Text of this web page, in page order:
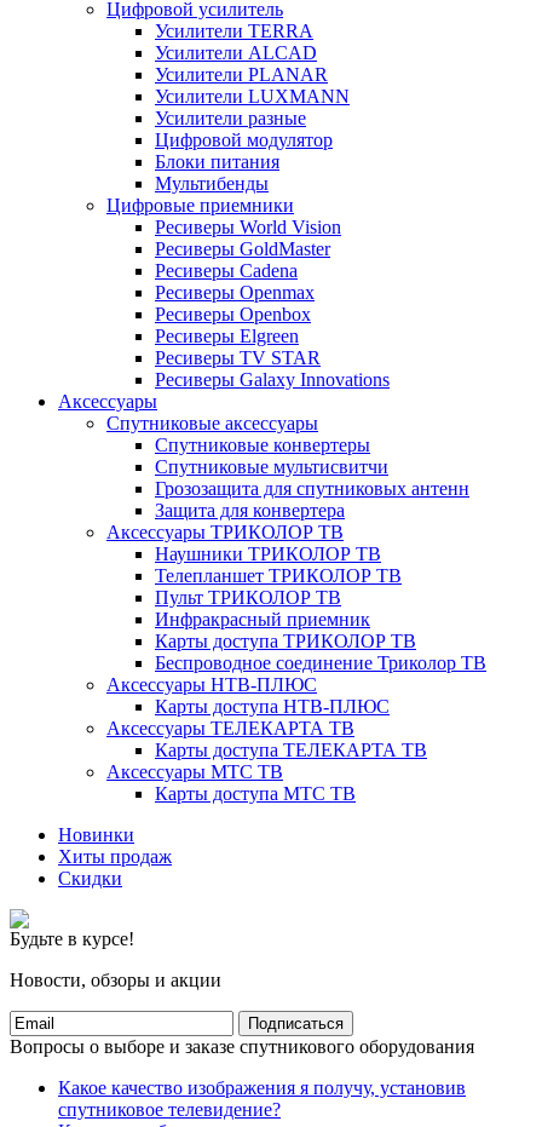
Цифровой усилитель
Усилители TERRA
Усилители ALCAD
Усилители PLANAR
Усилители LUXMANN
Усилители разные
Цифровой модулятор
Блоки питания
Мультибенды
Цифровые приемники
Ресиверы World Vision
Ресиверы GoldMaster
Ресиверы Cadena
Ресиверы Openmax
Ресиверы Openbox
Ресиверы Elgreen
Ресиверы TV STAR
Ресиверы Galaxy Innovations
Аксессуары
Спутниковые аксессуары
Спутниковые конвертеры
Спутниковые мультисвитчи
Грозозащита для спутниковых антенн
Защита для конвертера
Аксессуары ТРИКОЛОР ТВ
Наушники ТРИКОЛОР ТВ
Телепланшет ТРИКОЛОР ТВ
Пульт ТРИКОЛОР ТВ
Инфракрасный приемник
Карты доступа ТРИКОЛОР ТВ
Беспроводное соединение Триколор ТВ
Аксессуары НТВ-ПЛЮС
Карты доступа НТВ-ПЛЮС
Аксессуары ТЕЛЕКАРТА ТВ
Карты доступа ТЕЛЕКАРТА ТВ
Аксессуары МТС ТВ
Карты доступа МТС ТВ
Новинки
Хиты продаж
Скидки
Будьте в курсе!
Новости, обзоры и акции
Подписаться
Вопросы о выборе и заказе спутникового оборудования
Какое качество изображения я получу, установив
спутниковое телевидение?